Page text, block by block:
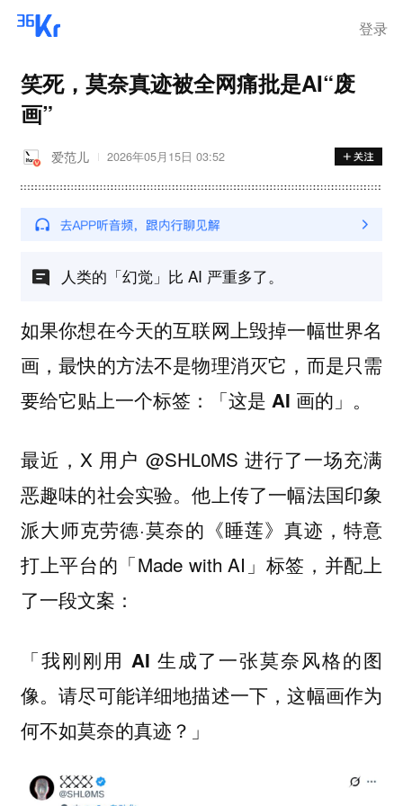
登录
笑死，莫奈真迹被全网痛批是AI“废
画”
爱范儿 2026年05月15日 03:52
人类的「幻觉」比 AI 严重多了。
如果你想在今天的互联网上毁掉一幅世界名
画，最快的方法不是物理消灭它，而是只需
要给它贴上一个标签：「这是 AI 画的」。
最近，X 用户 @SHL0MS 进行了一场充满
恶趣味的社会实验。他上传了一幅法国印象
派大师克劳德·莫奈的《睡莲》真迹，特意
打上平台的「Made with AI」标签，并配上
了一段文案：
「我刚刚用 AI 生成了一张莫奈风格的图
像。请尽可能详细地描述一下，这幅画作为
何不如莫奈的真迹？」